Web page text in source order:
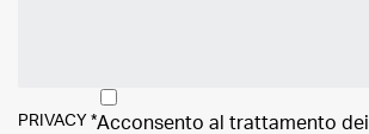
PRIVACY *Acconsento al trattamento dei